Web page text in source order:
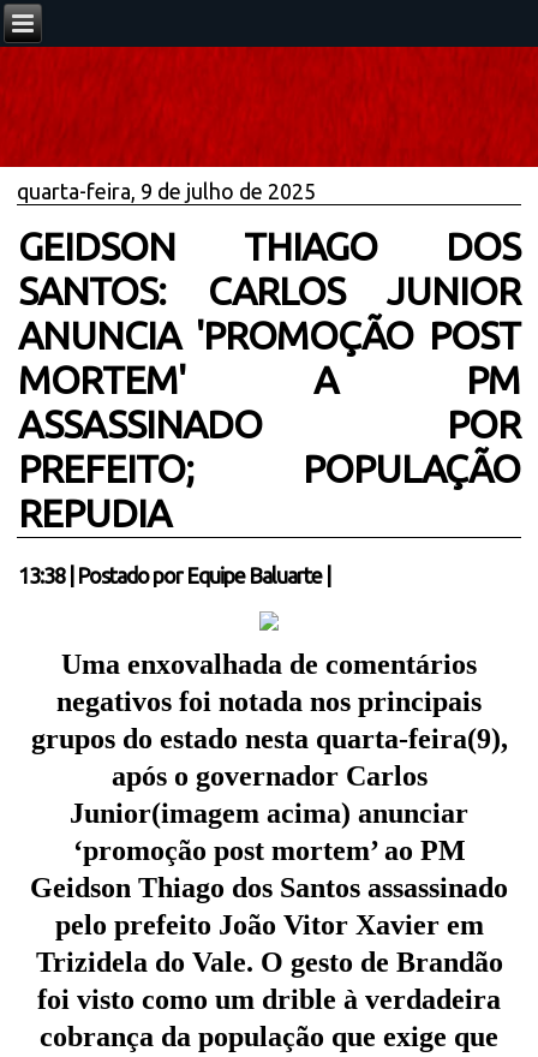
quarta-feira, 9 de julho de 2025
GEIDSON THIAGO DOS
SANTOS: CARLOS JUNIOR
ANUNCIA 'PROMOÇÃO POST
MORTEM' A PM
ASSASSINADO POR
PREFEITO; POPULAÇÃO
REPUDIA
13:38| Postado por Equipe Baluarte
Uma enxovalhada de comentários
negativos foi notada nos principais
grupos do estado nesta quarta-feira(9),
após o governador Carlos
Junior(imagem acima) anunciar
‘promoção post mortem’ ao PM
Geidson Thiago dos Santos assassinado
pelo prefeito João Vitor Xavier em
Trizidela do Vale. O gesto de Brandão
foi visto como um drible à verdadeira
cobrança da população que exige que